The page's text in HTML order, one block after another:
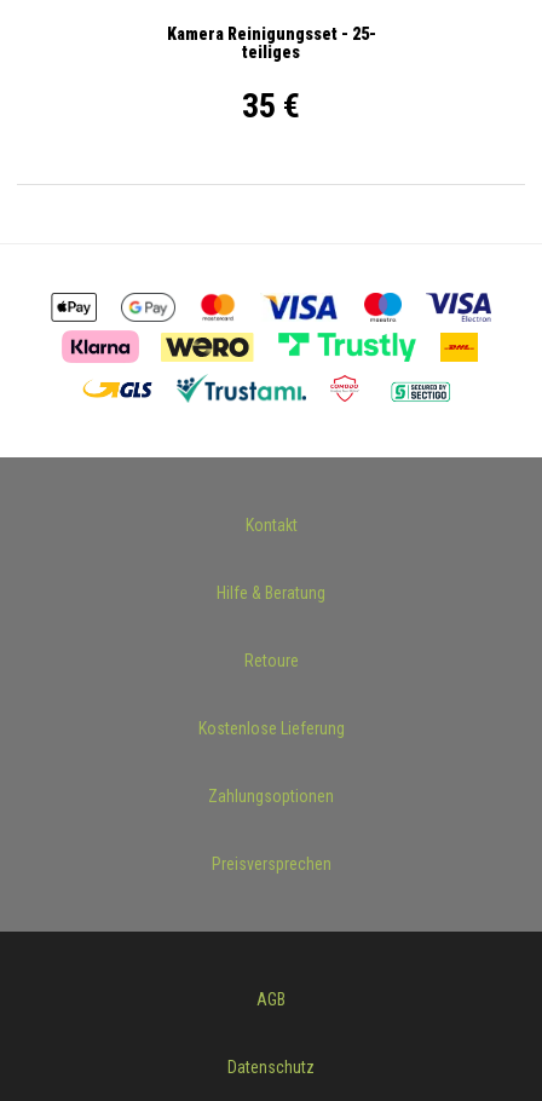
Kamera Reinigungsset - 25-
teiliges
35 €
Kontakt
Hilfe & Beratung
Retoure
Kostenlose Lieferung
Zahlungsoptionen
Preisversprechen
AGB
Datenschutz